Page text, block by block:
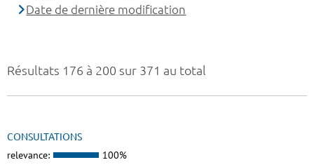
Résultats 176 à 200 sur 371 au total
CONSULTATIONS
relevance: 100%
Date de dernière modification